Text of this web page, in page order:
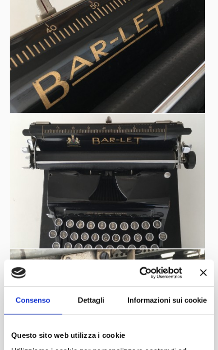
Consenso Dettagli Informazioni sui cookie
Questo sito web utilizza i cookie
und es war schwer, klar zu schreiben. Sie war auch nicht
die preisgünstigste Schreibmaschine auf dem Markt und
wurde zu Beginn der Weltwirtschaftskrise eingeführt.
Trotzdem wurde es im Laufe des Jahrzehnts in mehr als
50.000 Einheiten verkauft.